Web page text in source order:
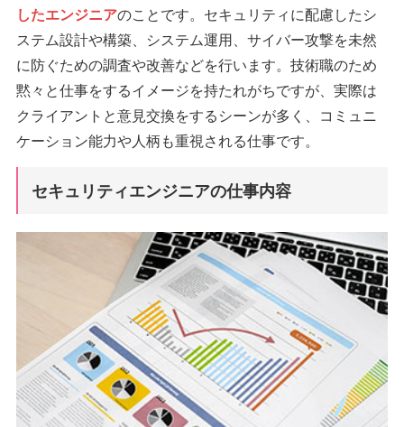
したエンジニアのことです。セキュリティに配慮したシ
ステム設計や構築、システム運用、サイバー攻撃を未然
に防ぐための調査や改善などを行います。技術職のため
黙々と仕事をするイメージを持たれがちですが、実際は
クライアントと意見交換をするシーンが多く、コミュニ
ケーション能力や人柄も重視される仕事です。
セキュリティエンジニアの仕事内容